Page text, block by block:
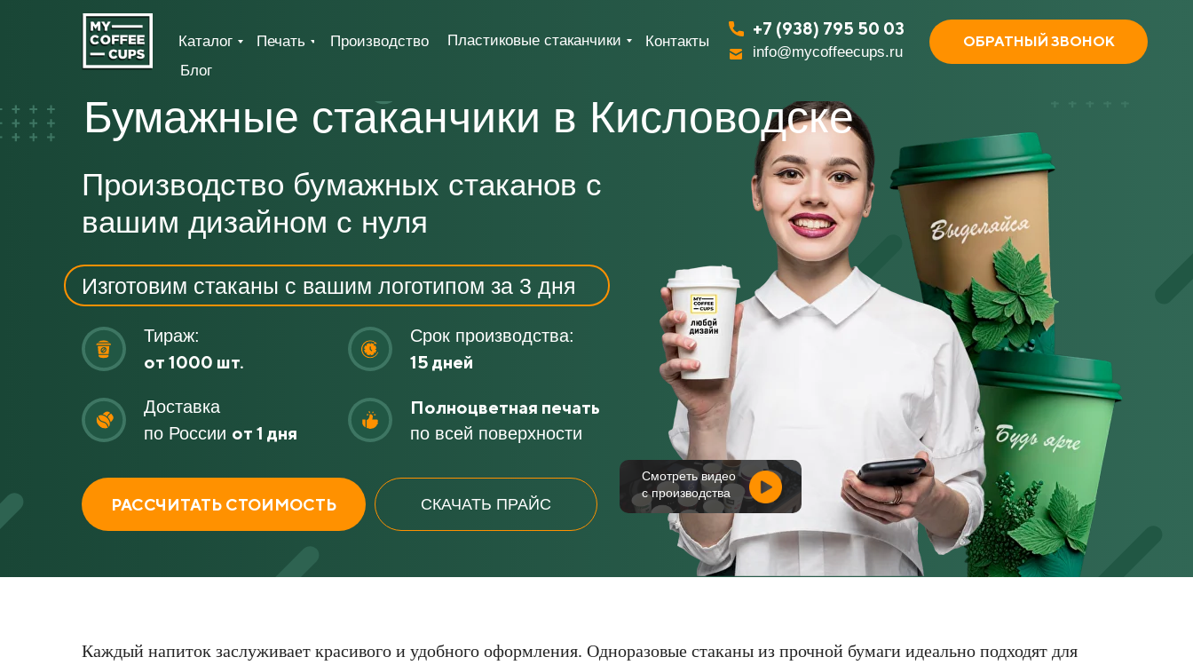
ОБРАТНЫЙ ЗВОНОК
Пластиковые стаканчики
Блог
Контакты
Производство
Печать
Каталог
+7 (938) 795 50 03
info@mycoffeecups.ru
Производство бумажных стаканов с
вашим дизайном с нуля
Изготовим стаканы с вашим логотипом за 3 дня
Бумажные стаканчики в Кисловодске
Тираж:
от 1000 шт.
Срок производства:
15 дней
Доставка
по России от 1 дня
Полноцветная печать
по всей поверхности
РАССЧИТАТЬ СТОИМОСТЬ СКАЧАТЬ ПРАЙС
Смотреть видео
с производства
Каждый напиток заслуживает красивого и удобного оформления. Одноразовые стаканы из прочной бумаги идеально подходят для